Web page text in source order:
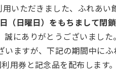
いただきました、ふれあい
（日曜日）をもちまして閉
にありがとうございました。
ますが、下記の期間中に
用券と記念品を配布します